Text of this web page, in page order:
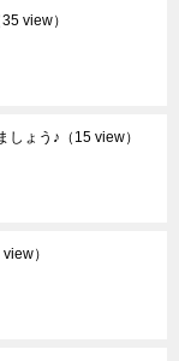
35 view）
しょう♪ （15 view）
view）